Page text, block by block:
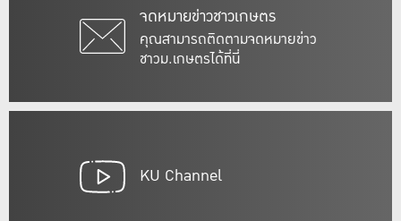
จดหมายข่าวชาวเกษตร
คุณสามารถติดตามจดหมายข่าว
ชาวม.เกษตรได้ที่นี่
KU Channel